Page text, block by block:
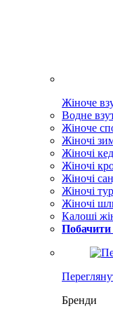
Жіноче
Водне
Жіноче
Жіночі
Жіночі
Жіночі
Жіночі
Жіночі
Жіночі
Калоші
Побачити
Бренди